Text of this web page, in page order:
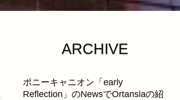
ARCHIVE
ポニーキャニオン「early
Reflection」のNewsでOrtansiaの紹